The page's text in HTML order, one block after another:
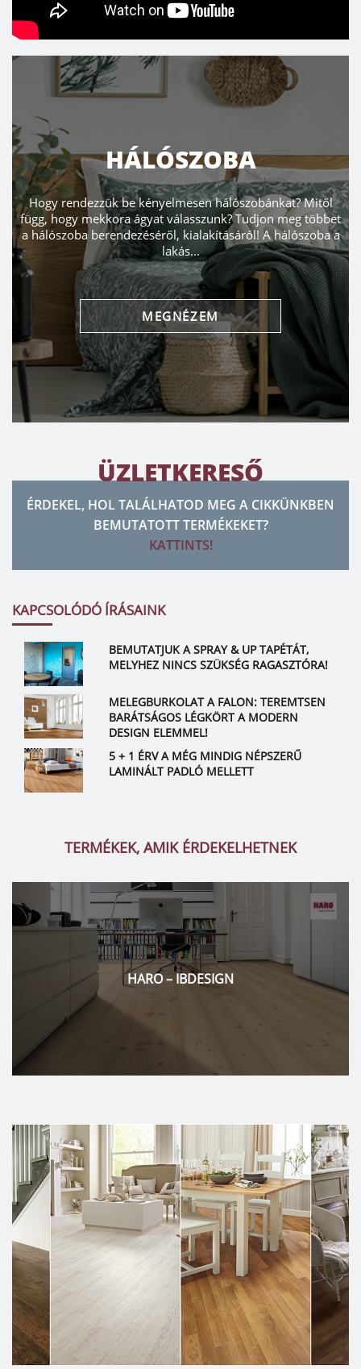
HÁLÓSZOBA
Hogy rendezzük be kényelmesen hálószobánkat? Mitől
függ, hogy mekkora ágyat válasszunk? Tudjon meg többet
a hálószoba berendezéséről, kialakításáról! A hálószoba a
lakás...
MEGNÉZEM
ÜZLETKERESŐ
ÉRDEKEL, HOL TALÁLHATOD MEG A CIKKÜNKBEN
BEMUTATOTT TERMÉKEKET?
KATTINTS!
KAPCSOLÓDÓ ÍRÁSAINK
BEMUTATJUK A SPRAY & UP TAPÉTÁT,
MELYHEZ NINCS SZÜKSÉG RAGASZTÓRA!
MELEGBURKOLAT A FALON: TEREMTSEN
BARÁTSÁGOS LÉGKÖRT A MODERN
DESIGN ELEMMEL!
5 + 1 ÉRV A MÉG MINDIG NÉPSZERŰ
LAMINÁLT PADLÓ MELLETT
TERMÉKEK, AMIK ÉRDEKELHETNEK
EGGER – IBDESIGN